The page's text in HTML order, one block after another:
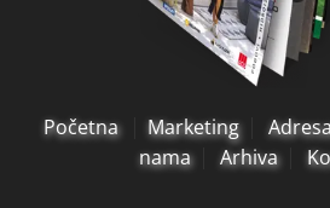
Početna Marketing
nama
Arhiva